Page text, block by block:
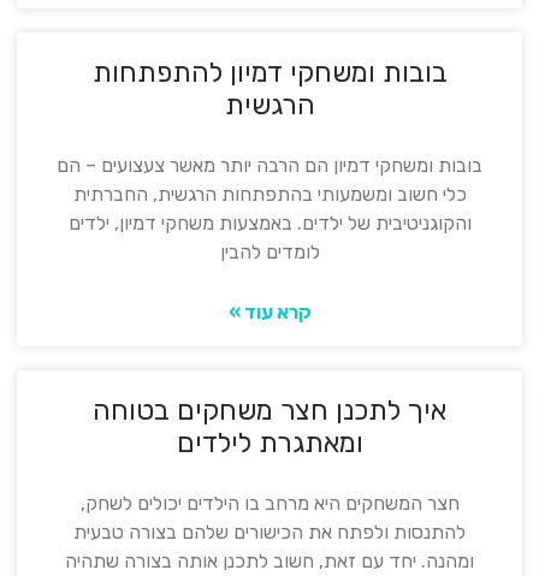
בובות ומשחקי דמיון להתפתחות
הרגשית
בובות ומשחקי דמיון הם הרבה יותר מאשר צעצועים – הם
כלי חשוב ומשמעותי בהתפתחות הרגשית, החברתית
והקוגניטיבית של ילדים. באמצעות משחקי דמיון, ילדים
לומדים להבין
קרא עוד »
איך לתכנן חצר משחקים בטוחה
ומאתגרת לילדים
חצר המשחקים היא מרחב בו הילדים יכולים לשחק,
להתנסות ולפתח את הכישורים שלהם בצורה טבעית
ומהנה. יחד עם זאת, חשוב לתכנן אותה בצורה שתהיה